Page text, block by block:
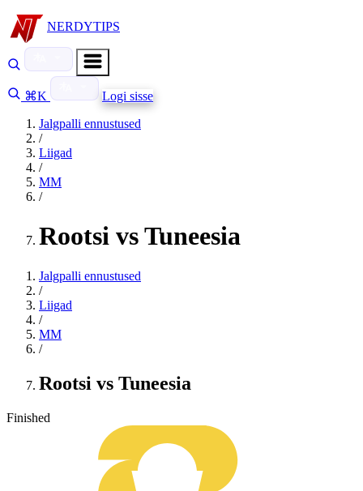
NERDYTIPS
⌘K
Logi sisse
Jalgpalli ennustused
/
Liigad
/
MM
/
Rootsi vs Tuneesia
Jalgpalli ennustused
/
Liigad
/
MM
/
Rootsi vs Tuneesia
Finished